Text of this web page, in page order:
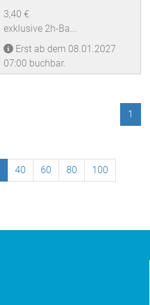
3,40 €
exklusive 2h-Ba...
Erst ab dem 08.01.2027
07:00 buchbar.
1
40 60 80 100